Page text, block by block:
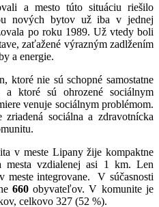
a mesto túto situáciu riešilo
nových bytov už iba v jednej
po roku 1989. Už vtedy boli
zaťažené výrazným zadlžením
a energie.
ktoré nie sú schopné samostatne
ktoré sú ohrozené sociálnym
venuje sociálnym problémom.
sociálna a zdravotnícka
v meste Lipany žije kompaktne
vzdialenej asi 1 km. Len
integrovane. V súčasnosti
660obyvateľov. V komunite je
celkovo 327 (52 %).